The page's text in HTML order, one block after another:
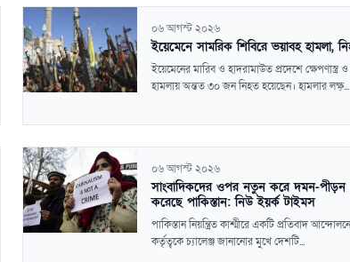
০৬ আগস্ট ২০২৬
ইয়েমেনে সামরিক শিবিরে ভয়াবহ হামলা,
ইয়েমেনের মারিব ও হাদরামাউত প্রদেশে ক্ষেপণাস্ত্র
হামলায় অন্তত ৩০ জন নিহত হয়েছেন। হামলার লক্ষ্...
০৬ আগস্ট ২০২৬
সাংবাদিকদের ওপর নতুন করে দমন-
করেছে পাকিস্তান: নিউ ইয়র্ক টাইমস
পাকিস্তান নিয়ন্ত্রিত কাশ্মীরে একটি প্রতিবাদ
কর্তৃত্বকে চ্যালেঞ্জ জানানোর মুখে দেশটি...